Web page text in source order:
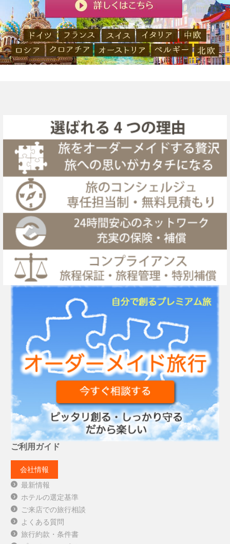
ご利用ガイド
会社情報
最新情報
ホテルの選定基準
ご来店での旅行相談
よくある質問
旅行約款・条件書